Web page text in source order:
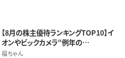
【8月の株主優待ランキングTOP10】イ
オンやビックカメラ“例年の…
福ちゃん